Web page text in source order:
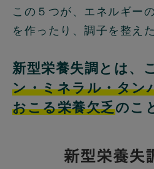
この５つが、エネルギー
を作ったり、調子を整え
新型栄養失調とは、
ン・ミネラル・タン
おこる栄養欠乏のこ